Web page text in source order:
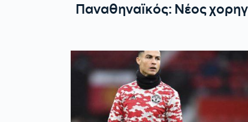
Παναθηναϊκός: Νέος